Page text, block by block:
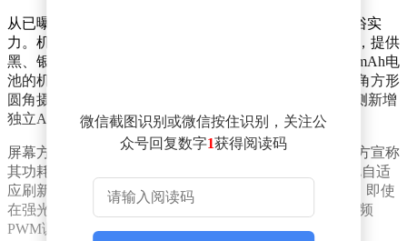
从已曝光的配置来看，拯救者Y70在硬件层面展现出不俗实
力。机身采用航空级铝合金中框搭配细润晶砂玻璃背板，提供
黑、银两种配色，重量控制在210g左右，对于内置8000mAh电
池的机型而言堪称轻盈。背部设计延续电竞风格，左上角方形
圆角摄像模组与中央LEGION灯带形成鲜明辨识度，左侧新增
独立AI按键，可一键唤醒系统级AI功能。
屏幕方面，该机搭载6.78英寸2K分辨率猎速电竞屏，官方宣称
其功耗低于传统1.5K屏幕。这块屏幕支持144Hz至165Hz自适
应刷新率，触控采样率达480Hz，峰值亮度突破3500nit，即使
在强光环境下也能清晰显示。护眼技术上采用1920Hz高频
PWM调光，可有效降低长时间游戏对眼睛的刺激。
微信截图识别或微信按住识别，关注公
众号回复数字1获得阅读码